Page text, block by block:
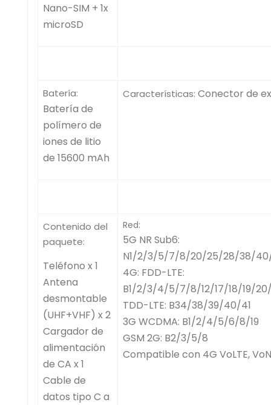
Nano-SIM + 1x
microSD
Batería:
Batería de
polímero de
iones de litio
de 15600 mAh
Características: Conector de
Contenido del
paquete:
Teléfono x 1
Antena
desmontable
(UHF+VHF) x 2
Cargador de
alimentación
de CA x 1
Cable de
datos tipo C a
Red:
5G NR Sub6:
N1/2/3/5/7/8/20/25/28/38/
4G: FDD-LTE:
B1/2/3/4/5/7/8/12/17/18/19/
TDD-LTE: B34/38/39/40/41
3G WCDMA: B1/2/4/5/6/8/19
GSM 2G: B2/3/5/8
Compatible con 4G VoLTE,